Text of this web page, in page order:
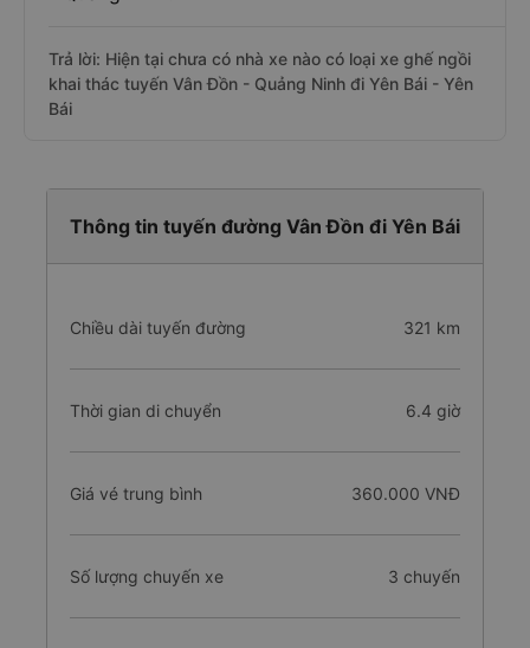
Trả lời: Hiện tại chưa có nhà xe nào có loại xe ghế ngồi
khai thác tuyến Vân Đồn - Quảng Ninh đi Yên Bái - Yên
Bái
Thông tin tuyến đường Vân Đồn đi Yên Bái
Chiều dài tuyến đường 321 km
Thời gian di chuyển 6.4 giờ
Giá vé trung bình 360.000 VNĐ
Số lượng chuyến xe 3 chuyến